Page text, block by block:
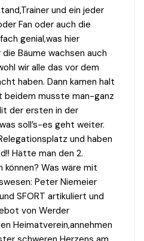
und ein jeder
Fan oder auch die
genial,was hier
Bäume wachsen auch
wir alle das vor dem
haben. Dann kamen halt
beidem musste man-ganz
der ersten in der
soll’s-es geht weiter.
und haben
Hätte man den 2.
können? Was wäre mit
Peter Niemeier
SFORT artikuliert und
von Werder
Heimatverein,annehmen